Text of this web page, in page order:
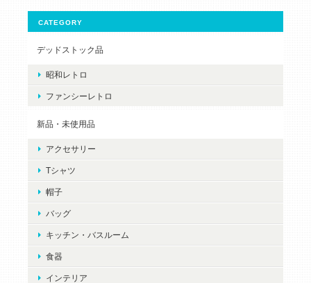
CATEGORY
デッドストック品
昭和レトロ
ファンシーレトロ
新品・未使用品
アクセサリー
Tシャツ
帽子
バッグ
キッチン・バスルーム
食器
インテリア